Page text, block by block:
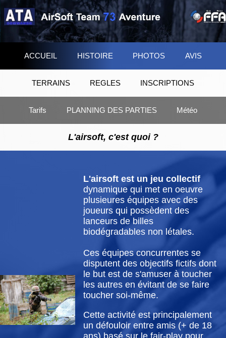
ACCUEIL HISTOIRE PHOTOS AVIS
TERRAINS REGLES INSCRIPTIONS
Tarifs PLANNING DES PARTIES Météo
L'airsoft, c'est quoi ?
L'airsoft est un jeu collectif
dynamique qui met en oeuvre
plusieures équipes avec des
joueurs qui possèdent des
lanceurs de billes
biodégradables non létales.
Ces équipes concurrentes se
disputent des objectifs fictifs dont
le but est de s'amuser à toucher
les autres en évitant de se faire
toucher soi-même.
Cette activité est principalement
un défouloir entre amis (+ de 18
ans) basé sur le fair-play pour